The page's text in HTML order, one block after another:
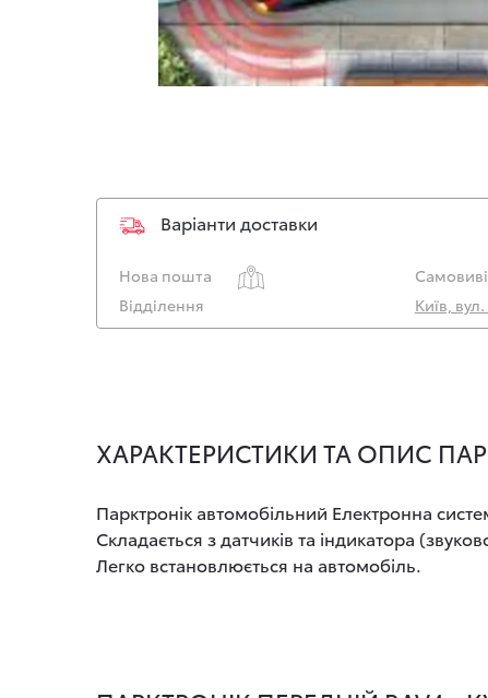
Варіанти доставки
Нова пошта
Відділення
Київ,
ХАРАКТЕРИСТИКИ ТА ОПИС
Парктронік автомобільний Електронна
Складається з датчиків та індикатора
Легко встановлюється на автомобіль.